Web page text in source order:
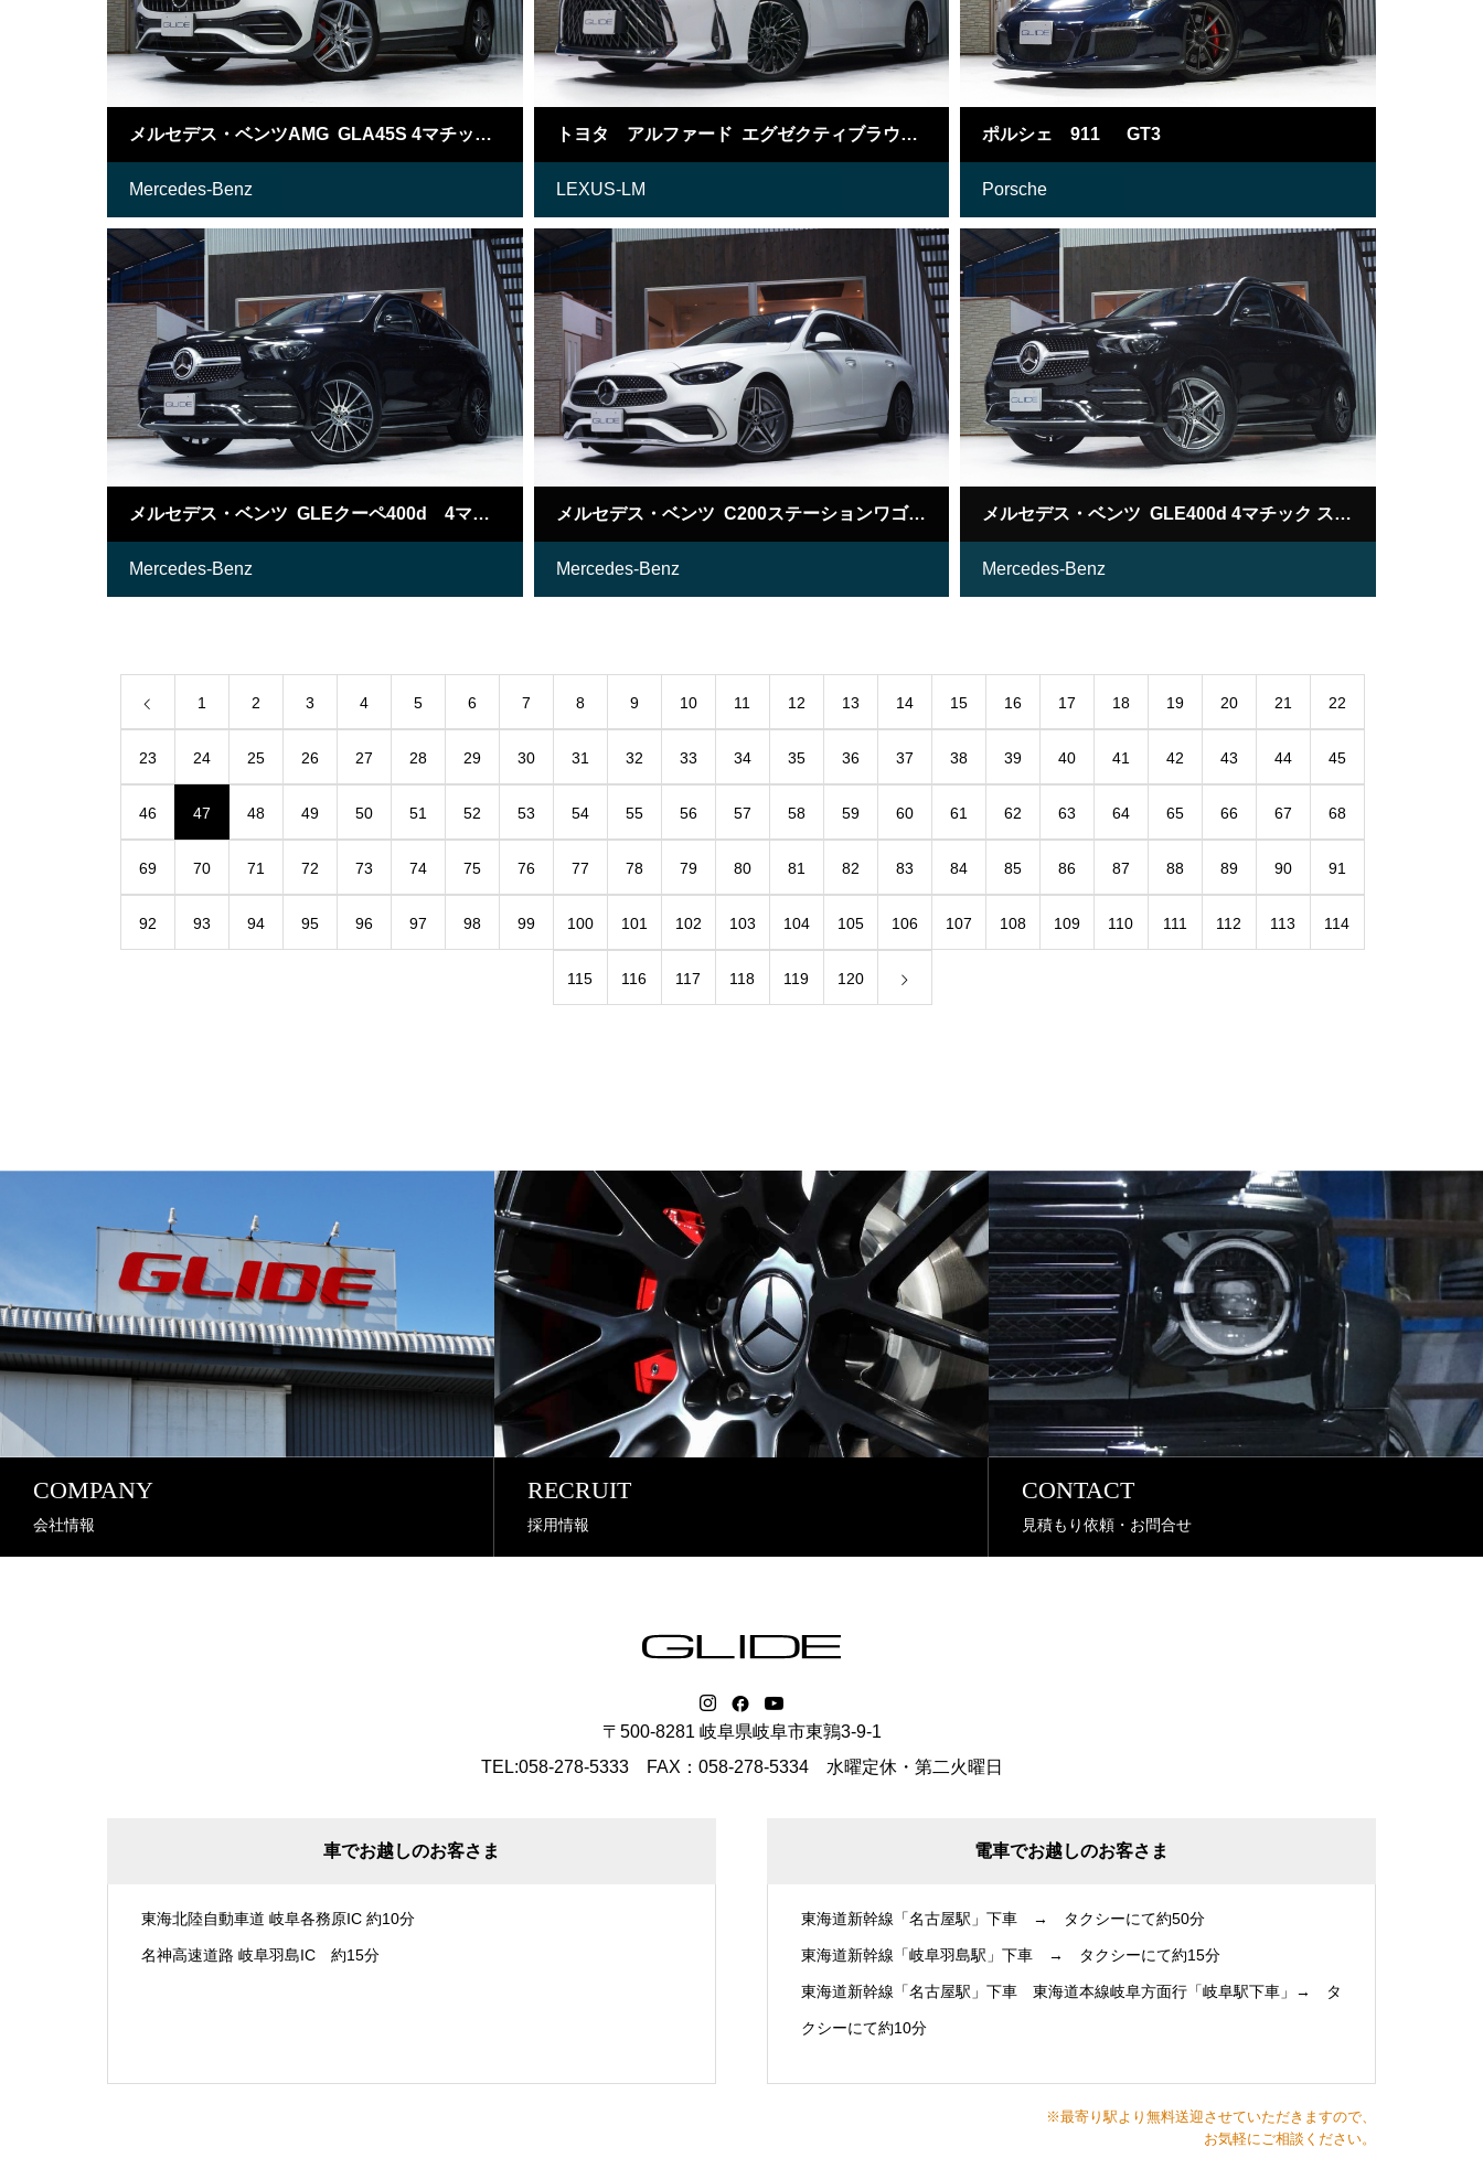
メルセデス・ベンツAMG GLA45S 4マチックプラス
Mercedes-Benz
トヨタ アルファード エグゼクティブラウンジS LM仕様
LEXUS-LM
ポルシェ 911 GT3
Porsche
メルセデス・ベンツ GLEクーペ400d 4マチック スポーツ
Mercedes-Benz
メルセデス・ベンツ C200ステーションワゴン アバンギャルドAMGライン
Mercedes-Benz
メルセデス・ベンツ GLE400d 4マチック スポーツ
Mercedes-Benz
1 2 3 4 5 6 7 8 9 10 11 12 13 14 15 16 17 18 19 20 21 22
23 24 25 26 27 28 29 30 31 32 33 34 35 36 37 38 39 40 41 42 43 44 45
46 47 48 49 50 51 52 53 54 55 56 57 58 59 60 61 62 63 64 65 66 67 68
69 70 71 72 73 74 75 76 77 78 79 80 81 82 83 84 85 86 87 88 89 90 91
92 93 94 95 96 97 98 99 100 101 102 103 104 105 106 107 108 109 110 111 112 113 114
115 116 117 118 119 120
COMPANY
会社情報
RECRUIT
採用情報
CONTACT
見積もり依頼・お問合せ
〒500-8281 岐阜県岐阜市東鶉3-9-1
TEL:058-278-5333 FAX：058-278-5334 水曜定休・第二火曜日
車でお越しのお客さま
東海北陸自動車道 岐阜各務原IC 約10分
名神高速道路 岐阜羽島IC 約15分
電車でお越しのお客さま
東海道新幹線「名古屋駅」下車 → タクシーにて約50分
東海道新幹線「岐阜羽島駅」下車 → タクシーにて約15分
東海道新幹線「名古屋駅」下車 東海道本線岐阜方面行「岐阜駅下車」→ タ
クシーにて約10分
※最寄り駅より無料送迎させていただきますので、
お気軽にご相談ください。